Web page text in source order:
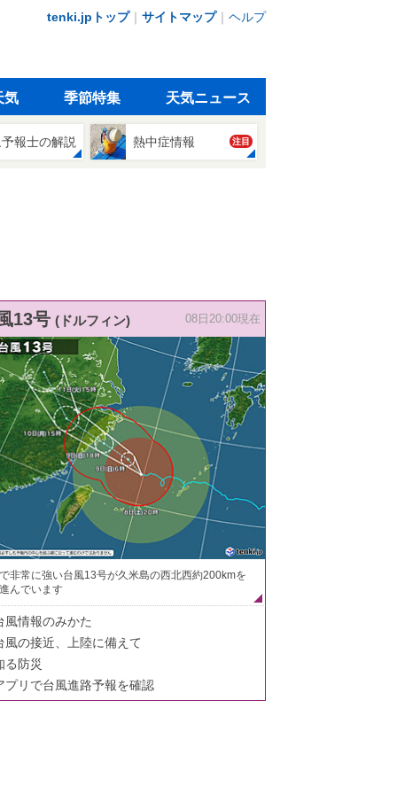
tenki.jpトップ｜ サイトマップ｜ ヘルプ
気 季節特集 天気ニュース
報士の解説 熱中症情報 注目
13号 (ドルフィン) 08日20:00現在
非常に強い台風13号が久米島の西北西約200kmを
んでいます
風情報のみかた
風の接近、上陸に備えて
る防災
プリで台風進路予報を確認